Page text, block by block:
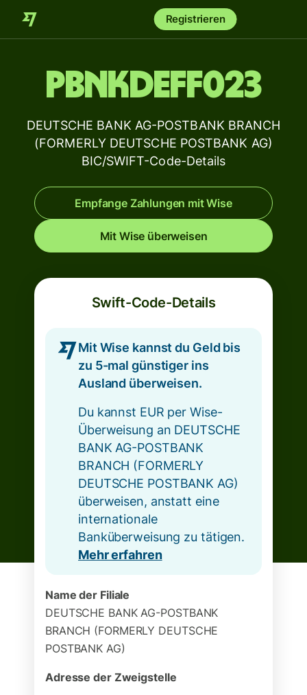
Registrieren
PBNKDEFF023
DEUTSCHE BANK AG-POSTBANK BRANCH
(FORMERLY DEUTSCHE POSTBANK AG)
BIC/SWIFT-Code-Details
Empfange Zahlungen mit Wise
Mit Wise überweisen
Swift-Code-Details
Mit Wise kannst du Geld bis
zu 5-mal günstiger ins
Ausland überweisen.
Du kannst EUR per Wise-
Überweisung an DEUTSCHE
BANK AG-POSTBANK
BRANCH (FORMERLY
DEUTSCHE POSTBANK AG)
überweisen, anstatt eine
internationale
Banküberweisung zu tätigen.
Mehr erfahren
Name der Filiale
DEUTSCHE BANK AG-POSTBANK
BRANCH (FORMERLY DEUTSCHE
POSTBANK AG)
Adresse der Zweigstelle